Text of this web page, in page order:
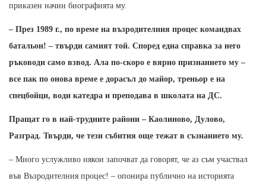
приказен начин биографията му.
– През 1989 г., по време на възродителния процес командвах
батальон! – твърди самият той. Според една справка за него
ръководи само взвод. Ала по-скоро е вярно признанието му –
все пак по онова време е дорасъл до майор, треньор е на
спецбойци, води катедра и преподава в школата на ДС.
Пращат го в най-трудните райони – Каолиново, Дулово,
Разград. Твърди, че тези събития още тежат в съзнанието му.
– Много услужливо някои започват да говорят, че аз съм участвал
във Възродителния процес! – опонира публично на историята